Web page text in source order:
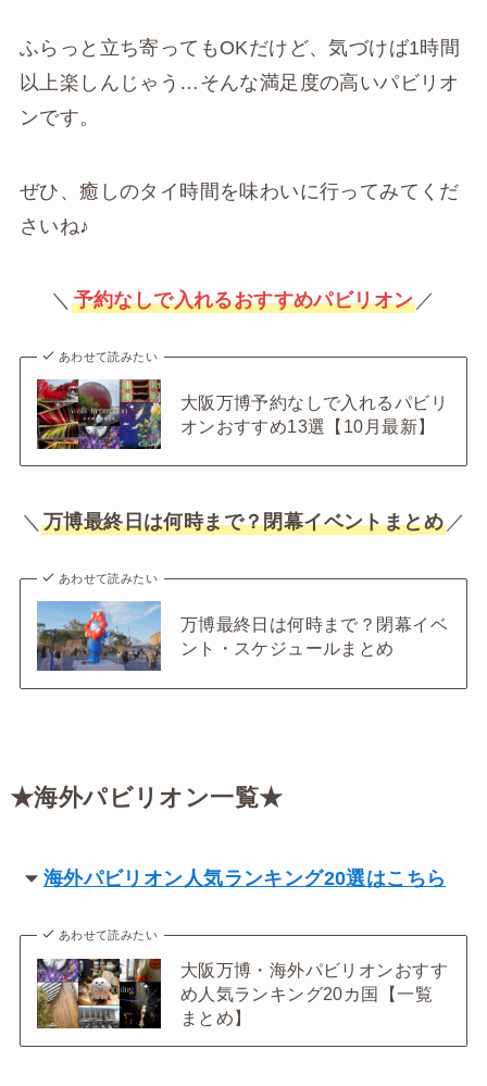
ふらっと立ち寄ってもOKだけど、気づけば1時間
以上楽しんじゃう…そんな満足度の高いパビリオ
ンです。
ぜひ、癒しのタイ時間を味わいに行ってみてくだ
さいね♪
＼ 予約なしで入れるおすすめパビリオン ／
あわせて読みたい
大阪万博予約なしで入れるパビリ
オンおすすめ13選【10月最新】
＼ 万博最終日は何時まで？閉幕イベントまとめ ／
あわせて読みたい
万博最終日は何時まで？閉幕イベ
ント・スケジュールまとめ
★海外パビリオン一覧★
海外パビリオン人気ランキング20選はこちら
あわせて読みたい
大阪万博・海外パビリオンおすす
め人気ランキング20カ国【一覧
まとめ】